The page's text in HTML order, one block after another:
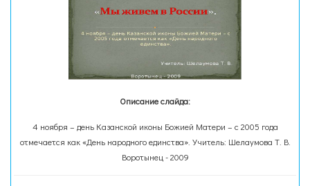
Описание слайда:
4 ноября – день Казанской иконы Божией Матери – с 2005 года
отмечается как «День народного единства». Учитель: Шелаумова Т. В.
Воротынец - 2009